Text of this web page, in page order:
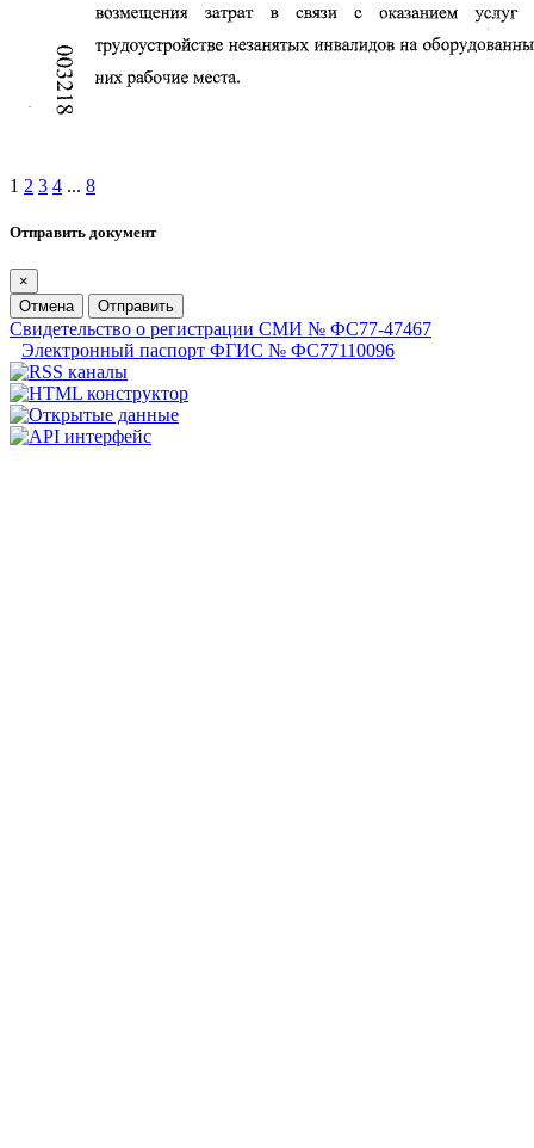
1 2 3 4 ... 8
Отправить документ
×
Отмена
Отправить
Свидетельство о регистрации СМИ № ФС77-47467
Электронный паспорт ФГИС № ФС77110096